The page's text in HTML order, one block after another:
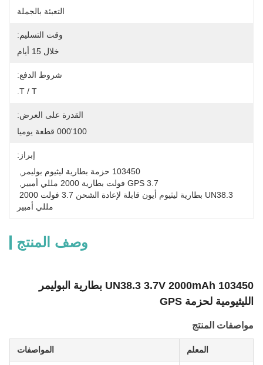
التعبئة بالجملة
وقت التسليم:
خلال 15 أيام
شروط الدفع:
T / T.
القدرة على العرض:
100'000 قطعة يوميا
إبراز:
103450 حزمة بطارية ليثيوم بوليمر
GPS 3.7 فولت بطارية 2000 مللي أمبير
مللي أمبير
وصف المنتج
UN38.3 3.7V 2000mAh 103450 بطارية البوليمر
الليثيومية لحزمة GPS
مواصفات المنتج
المعلم المواصفات